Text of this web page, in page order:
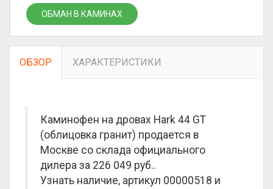
ОБМАН В КАМИНАХ
ОБЗОР ХАРАКТЕРИСТИКИ
Каминофен на дровах Hark 44 GT
(облицовка гранит) продается в
Москве со склада официального
дилера за 226 049 руб..
Узнать наличие, артикул 00000518 и